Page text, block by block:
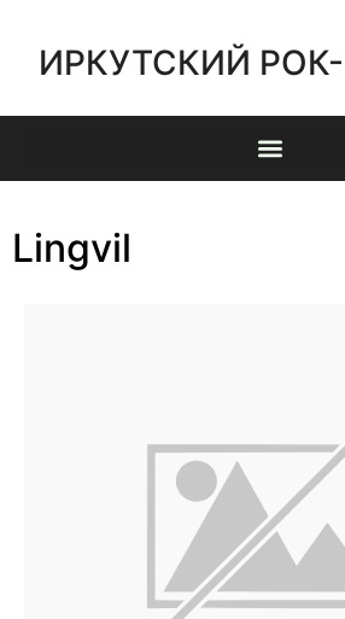
ИРКУТСКИЙ
Lingvil